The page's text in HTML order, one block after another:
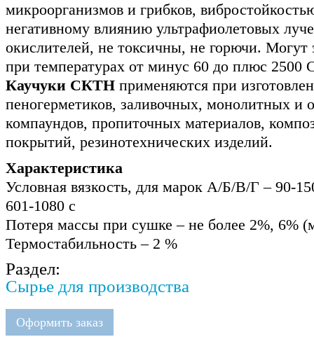
микроорганизмов и грибков,
негативному влиянию ультрафиолетовых
окислителей, не токсичны, не горючи. Могут
при температурах от минус 60 до плюс 2500
Каучуки СКТНприменяются при
пеногерметиков, заливочных, монолитных и
компаундов, пропиточных материалов,
покрытий, резинотехнических изделий.
Характеристика
Условная вязкость, для марок А/Б/В/Г – 90-
601-1080 с
Потеря массы при сушке – не более 2%, 6%
Термостабильность – 2 %
Раздел:
Сырье для производства
Оформить заказ